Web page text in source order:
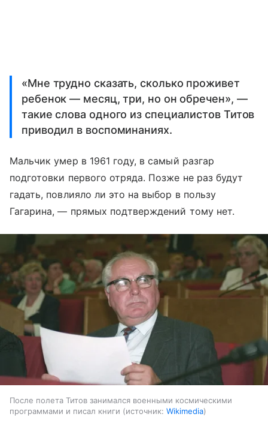
«Мне трудно сказать, сколько проживет
ребенок — месяц, три, но он обречен», —
такие слова одного из специалистов Титов
приводил в воспоминаниях.
Мальчик умер в 1961 году, в самый разгар
подготовки первого отряда. Позже не раз будут
гадать, повлияло ли это на выбор в пользу
Гагарина, — прямых подтверждений тому нет.
После полета Титов занимался военными космическими
программами и писал книги
источник: Wikimedia